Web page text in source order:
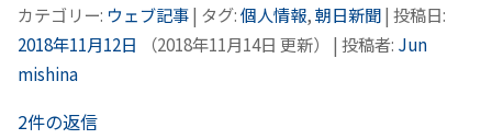
カテゴリー: ウェブ記事| タグ:個人情報,朝日新聞| 投稿日:
2018年11月12日
（2018年11月14日 更新） | 投稿者: Jun
mishina
2件の返信